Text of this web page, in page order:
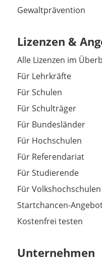
Gewaltprävention
Lizenzen &
Alle Lizenzen im
Für Lehrkräfte
Für Schulen
Für Schulträger
Für Bundesländer
Für Hochschulen
Für Referendariat
Für Studierende
Für Volkshochschulen
Startchancen-
Kostenfrei testen
Unternehmen